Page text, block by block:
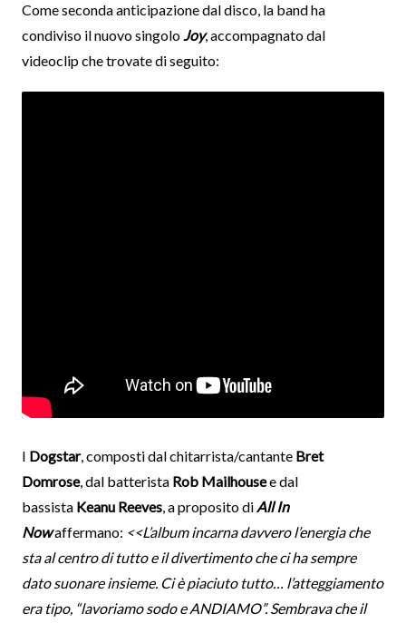
Come seconda anticipazione dal disco, la band ha
condiviso il nuovo singoloJoy, accompagnato dal
videoclip che trovate di seguito:
I Dogstar, composti dal chitarrista/cantante Bret
Domrose, dal batterista Rob Mailhousee dal
bassista Keanu Reeves, a proposito diAll In
Nowaffermano: <<L’album incarna davvero l’energia che
sta al centro di tutto e il divertimento che ci ha sempre
dato suonare insieme. Ci è piaciuto tutto… l’atteggiamento
era tipo, “lavoriamo sodo e ANDIAMO”. Sembrava che il